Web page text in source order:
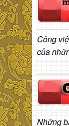
Công
của
Những